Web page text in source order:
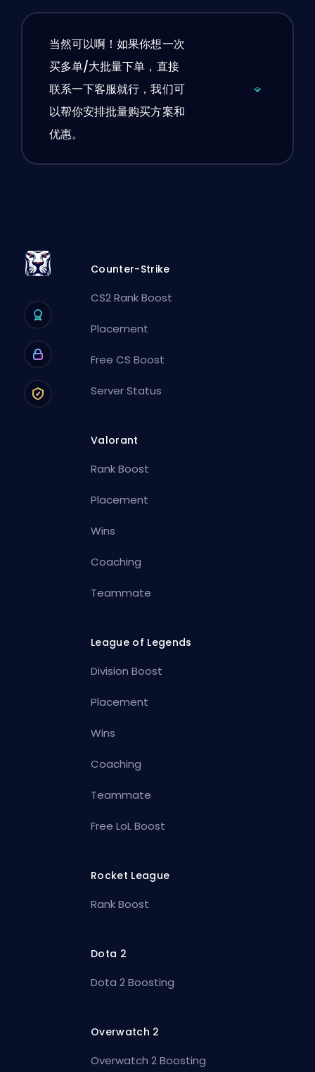
当然可以啊！如果你想一次
买多单/大批量下单，直接
联系一下客服就行，我们可
以帮你安排批量购买方案和
优惠。
Counter-Strike
CS2 Rank Boost
Placement
Free CS Boost
Server Status
Valorant
Rank Boost
Placement
Wins
Coaching
Teammate
League of Legends
Division Boost
Placement
Wins
Coaching
Teammate
Free LoL Boost
Rocket League
Rank Boost
Dota 2
Dota 2 Boosting
Overwatch 2
Overwatch 2 Boosting